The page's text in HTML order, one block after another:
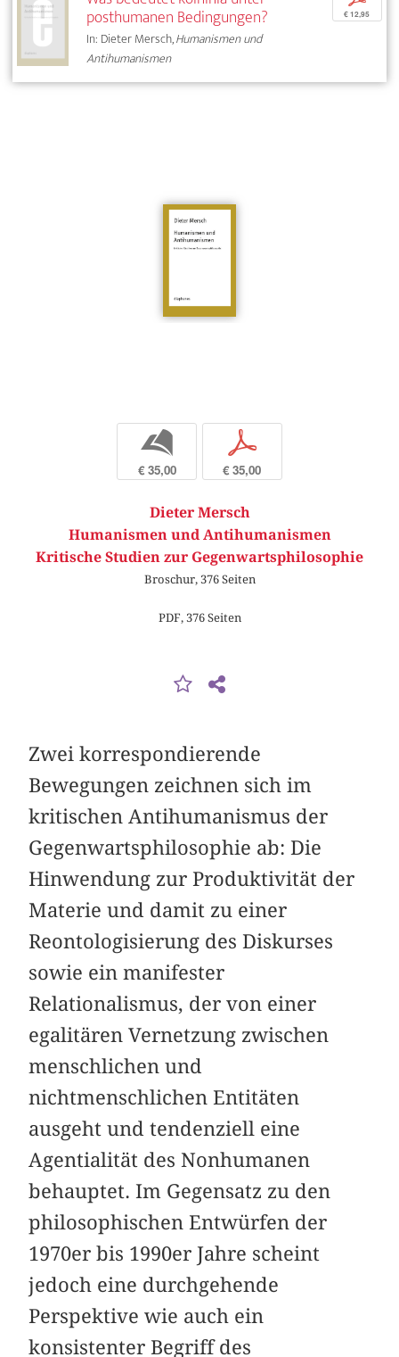
posthumanen Bedingungen?
In: Dieter Mersch,Humanismen und
Antihumanismen
€ 12,95
b
€ 35,00
p
€ 35,00
Dieter Mersch
Humanismen und Antihumanismen
Kritische Studien zur Gegenwartsphilosophie
Broschur, 376 Seiten
PDF, 376 Seiten
Zwei korrespondierende
Bewegungen zeichnen sich im
kritischen Antihumanismus der
Gegenwartsphilosophie ab: Die
Hinwendung zur Produktivität der
Materie und damit zu einer
Reontologisierung des Diskurses
sowie ein manifester
Relationalismus, der von einer
egalitären Vernetzung zwischen
menschlichen und
nichtmenschlichen Entitäten
ausgeht und tendenziell eine
Agentialität des Nonhumanen
behauptet. Im Gegensatz zu den
philosophischen Entwürfen der
1970er bis 1990er Jahre scheint
jedoch eine durchgehende
Perspektive wie auch ein
konsistenter Begriff des